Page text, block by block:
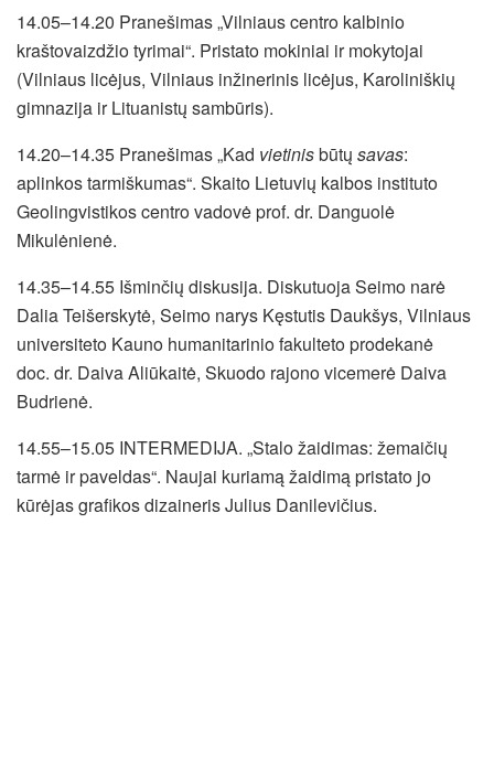
14.05–14.20 Pranešimas „Vilniaus centro kalbinio
kraštovaizdžio tyrimai“. Pristato mokiniai ir mokytojai
(Vilniaus licėjus, Vilniaus inžinerinis licėjus, Karoliniškių
gimnazija ir Lituanistų sambūris).
14.20–14.35 Pranešimas „Kad vietinisbūtų savas:
aplinkos tarmiškumas“. Skaito Lietuvių kalbos instituto
Geolingvistikos centro vadovė prof. dr. Danguolė
Mikulėnienė.
14.35–14.55 Išminčių diskusija. Diskutuoja Seimo narė
Dalia Teišerskytė, Seimo narys Kęstutis Daukšys, Vilniaus
universiteto Kauno humanitarinio fakulteto prodekanė
doc. dr. Daiva Aliūkaitė, Skuodo rajono vicemerė Daiva
Budrienė.
14.55–15.05 INTERMEDIJA. „Stalo žaidimas: žemaičių
tarmė ir paveldas“. Naujai kuriamą žaidimą pristato jo
kūrėjas grafikos dizaineris Julius Danilevičius.